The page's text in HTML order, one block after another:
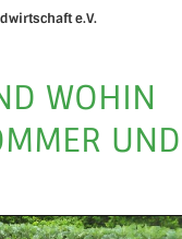
e.V.
WOHIN
UND